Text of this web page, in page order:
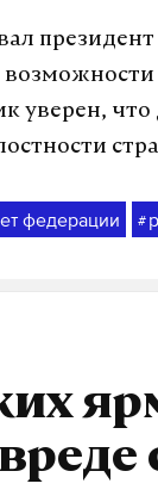
уверен,
федерации #